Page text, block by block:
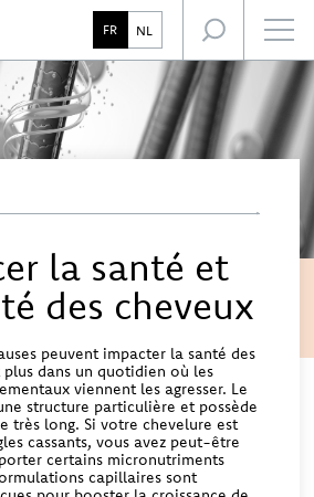
des professionnels de santé
FR NL
la santé et
des cheveux
peuvent impacter la santé des
plus dans un quotidien où les
viennent les agresser. Le
structure particulière et possède
très long. Si votre chevelure est
cassants, vous avez peut-être
certains micronutriments
capillaires sont